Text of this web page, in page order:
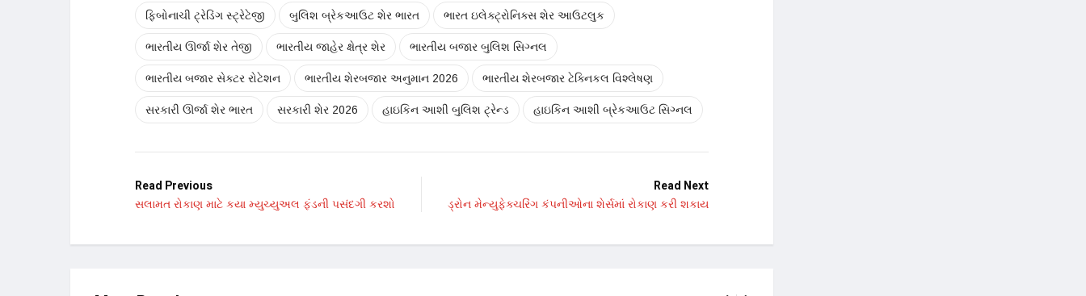
ફિબોનાચી ટ્રેડિંગ સ્ટ્રેટેજી બુલિશ બ્રેકઆઉટ શેર ભારત ભારત ઇલેક્ટ્રોનિક્સ શેર આઉટલુક
ભારતીય ઊર્જા શેર તેજી ભારતીય જાહેર ક્ષેત્ર શેર ભારતીય બજાર બુલિશ સિગ્નલ
ભારતીય બજાર સેક્ટર રોટેશન ભારતીય શેરબજાર અનુમાન 2026 ભારતીય શેરબજાર ટેક્નિકલ વિશ્લેષણ
સરકારી ઊર્જા શેર ભારત સરકારી શેર 2026 હાઇકિન આશી બુલિશ ટ્રેન્ડ હાઇકિન આશી બ્રેકઆઉટ સિગ્નલ
Read Previous
સલામત રોકાણ માટે કયા મ્યુચ્યુઅલ ફંડની પસંદગી કરશો
Read Next
ડ્રોન મેન્યુફેક્ચરિંગ કંપનીઓના શેર્સમાં રોકાણ કરી શકાય